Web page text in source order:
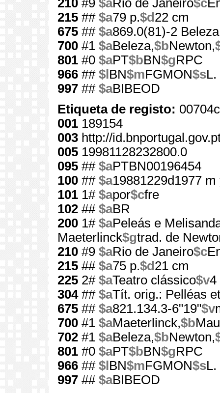
210 #9 $aRio de Janeiro$c
215 ## $a79 p.$d 22 cm
675 ## $a869.0(81)-2
700 #1 $aBeleza,$bNewton,
801 #0 $aPT$bBN$gRPC
966 ## $l BN$mFGMON$sL.
997 ## $aBIBEOD
Etiqueta de registo:
001 189154
003 http://
005 19981128232800.0
095 ## $aPTBN00196454
100 ## $a19881229d1977
101 1# $apor$cfre
102 ## $aBR
200 1# $aPeleás e
Maeterlinck$gtrad. de
210 #9 $aRio de Janeiro$c
215 ## $a75 p.$d 21 cm
225 2# $aTeatro clássico$v4
304## $aTít. orig.: Pelléas
675 ## $a821.134.3-6"19"$v
700 #1 $aMaeterlinck,$b
702 #1 $aBeleza,$bNewton,
801 #0 $aPT$bBN$gRPC
966 ## $l BN$mFGMON$sL.
997 ## $aBIBEOD